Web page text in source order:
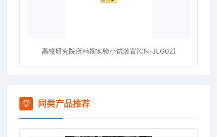
高校研究院所精馏实验小试装置[CN-JLG02]
同类产品推荐